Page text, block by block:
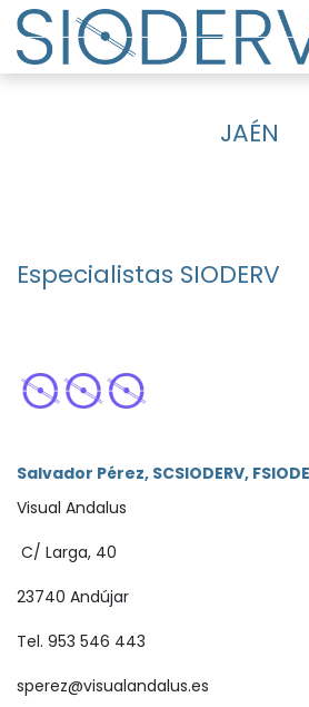
Ir al contenido
JAÉN
Especialistas SIODERV
Salvador Pérez, SCSIODERV,
Visual Andalus
C/ Larga, 40
23740 Andújar
Tel. 953 546 443
sperez@visualandalus.es